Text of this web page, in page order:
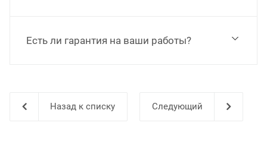
Есть ли гарантия на ваши работы?
Назад к списку